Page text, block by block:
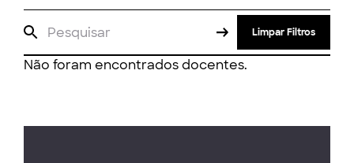
Limpar Filtros
Não foram encontrados docentes.